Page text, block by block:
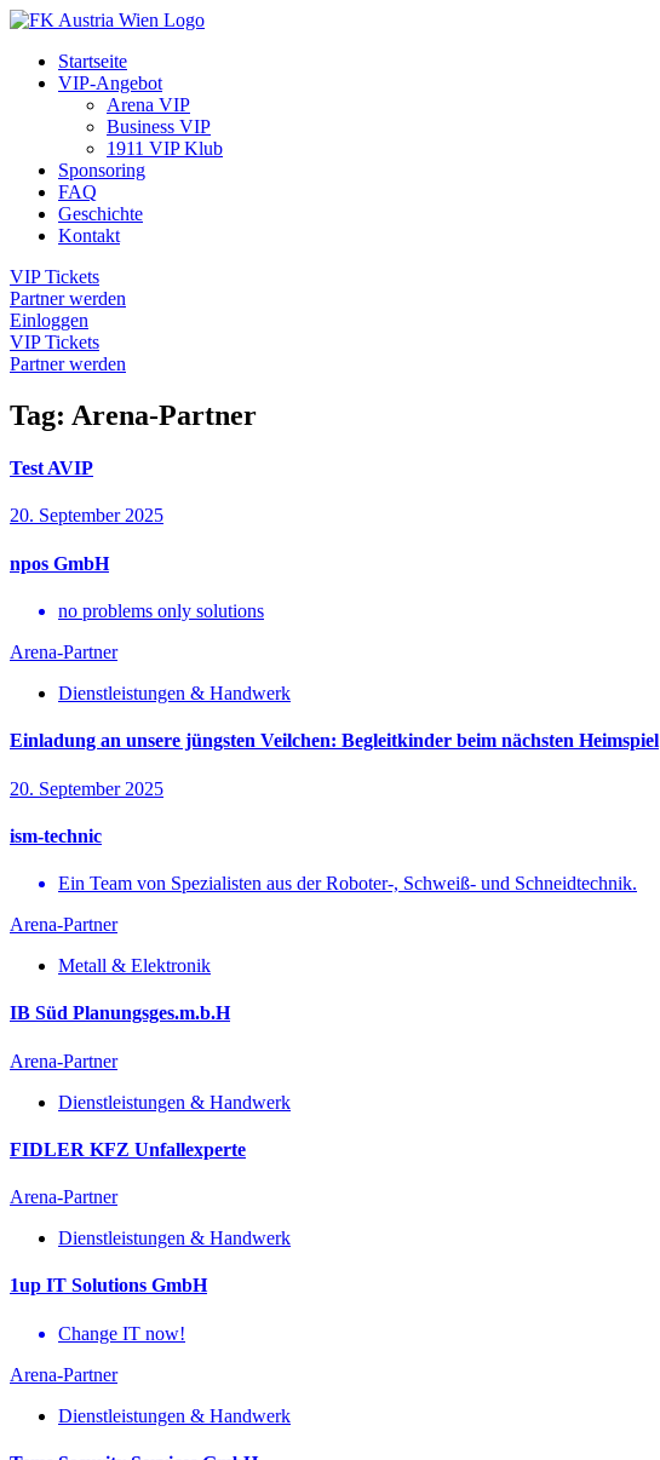
Startseite
VIP-Angebot
Arena VIP
Business VIP
1911 VIP Klub
Sponsoring
FAQ
Geschichte
Kontakt
VIP Tickets
Partner werden
Einloggen
VIP Tickets
Partner werden
Tag: Arena-Partner
Test AVIP
20. September 2025
npos GmbH
no problems only solutions
Arena-Partner
Dienstleistungen & Handwerk
Einladung an unsere jüngsten Veilchen: Begleitkinder beim nächsten Heimspiel
20. September 2025
ism-technic
Ein Team von Spezialisten aus der Roboter-, Schweiß- und Schneidtechnik.
Arena-Partner
Metall & Elektronik
IB Süd Planungsges.m.b.H
Arena-Partner
Dienstleistungen & Handwerk
FIDLER KFZ Unfallexperte
Arena-Partner
Dienstleistungen & Handwerk
1up IT Solutions GmbH
Change IT now!
Arena-Partner
Dienstleistungen & Handwerk